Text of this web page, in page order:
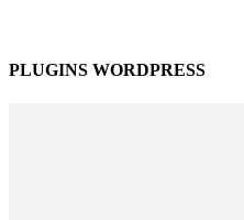
PLUGINS WORDPRESS